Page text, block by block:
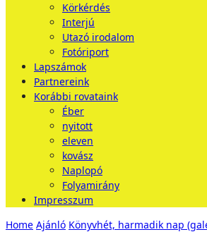
Körkérdés
Interjú
Utazó irodalom
Fotóriport
Lapszámok
Partnereink
Korábbi rovataink
Éber
nyitott
eleven
kovász
Naplopó
Folyamirány
Impresszum
Home Ajánló Könyvhét, harmadik nap